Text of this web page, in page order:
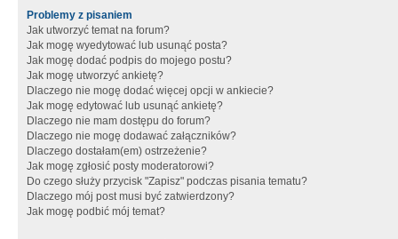
Problemy z pisaniem
Jak utworzyć temat na forum?
Jak mogę wyedytować lub usunąć posta?
Jak mogę dodać podpis do mojego postu?
Jak mogę utworzyć ankietę?
Dlaczego nie mogę dodać więcej opcji w ankiecie?
Jak mogę edytować lub usunąć ankietę?
Dlaczego nie mam dostępu do forum?
Dlaczego nie mogę dodawać załączników?
Dlaczego dostałam(em) ostrzeżenie?
Jak mogę zgłosić posty moderatorowi?
Do czego służy przycisk "Zapisz" podczas pisania tematu?
Dlaczego mój post musi być zatwierdzony?
Jak mogę podbić mój temat?